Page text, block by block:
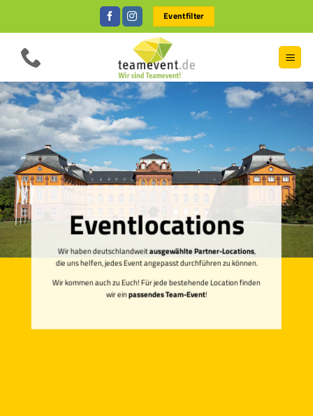
Eventfilter
Eventlocations
Wir haben deutschlandweitausgewählte Partner-Locations,
die uns helfen, jedes Event angepasst durchführen zu können.
Wir kommen auch zu Euch! Für jede bestehende Location finden
wir einpassendes Team-Event!